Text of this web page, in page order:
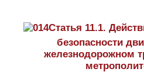
Статья 11.1.
безопасности
железнодорожном